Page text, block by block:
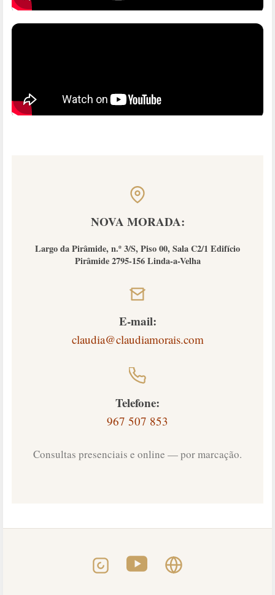
NOVA MORADA:
Largo da Pirâmide, n.º 3/S, Piso 00, Sala C2/1 Edifício
Pirâmide 2795-156 Linda-a-Velha
E-mail:
claudia@claudiamorais.com
Telefone:
967 507 853
Consultas presenciais e online — por marcação.